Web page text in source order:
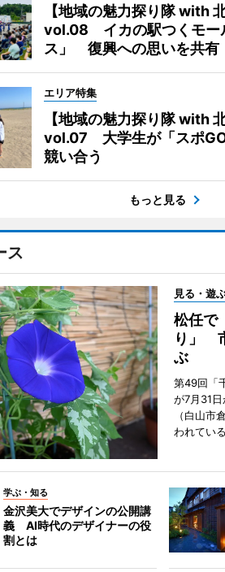
【地域の魅力探り隊 with
vol.08 イカの駅つくモー
ス」 復興への思いを共有
エリア特集
【地域の魅力探り隊 with
vol.07 大学生が「スポ
競い合う
もっと見る
ス
見る・遊
松任で
り」
ぶ
第49回「
が7月31
（白山市
われている
学ぶ・知る
金沢美大でデザインの公開講
義 AI時代のデザイナーの役
割とは